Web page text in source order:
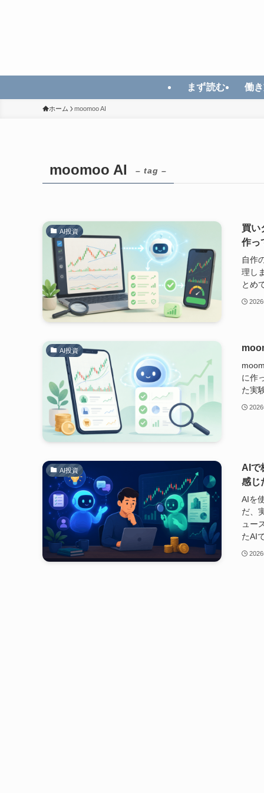
まず読む 働
ホーム moomoo AI
moomoo AI – tag –
AI投資
買い
作っ
自作
理し
とめ
AI投資
に作
た実
AI投資
AIで
感じ
AIを
だ、
ュー
たAI